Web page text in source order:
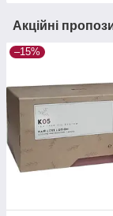
Акційні
–15%